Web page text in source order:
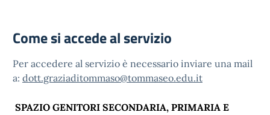
Come si accede al servizio
Per accedere al servizio è necessario inviare una mail
a: dott.graziaditommaso@tommaseo.edu.it
SPAZIO GENITORI SECONDARIA, PRIMARIA E